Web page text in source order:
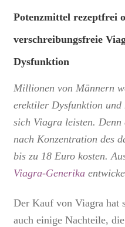
Potenzmittel rezeptfrei
verschreibungsfreie
Dysfunktion
Millionen von Männern
erektiler Dysfunktion
sich Viagra leisten.
nach Konzentration des
bis zu 18 Euro kosten.
Viagra-Generika
Der Kauf von Viagra hat
auch einige Nachteile,